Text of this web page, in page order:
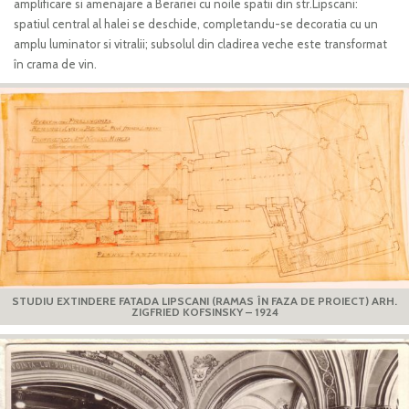
amplificare si amenajare a Berariei cu noile spatii din str.Lipscani:
spatiul central al halei se deschide, completandu-se decoratia cu un
amplu luminator si vitralii; subsolul din cladirea veche este transformat
în crama de vin.
STUDIU EXTINDERE FATADA LIPSCANI (RAMAS ÎN FAZA DE PROIECT) ARH.
ZIGFRIED KOFSINSKY – 1924